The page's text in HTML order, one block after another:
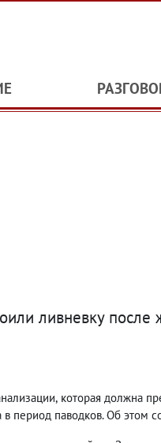
ливневку
, которая должна
в период паводков. Об этом